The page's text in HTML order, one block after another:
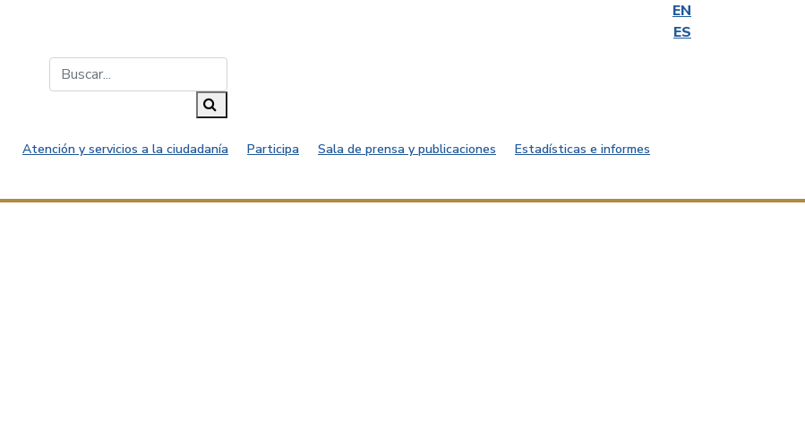
EN
ES
Atención y servicios a la ciudadanía Participa Sala de prensa y publicaciones
Estadísticas e informes